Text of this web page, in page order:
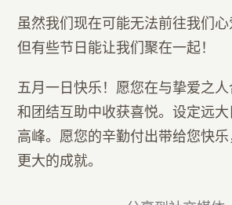
虽然我们现在可能无法前往我们心
但有些节日能让我们聚在一起！
五月一日快乐！愿您在与挚爱之
和团结互助中收获喜悦。设定远
高峰。愿您的辛勤付出带给您快
更大的成就。